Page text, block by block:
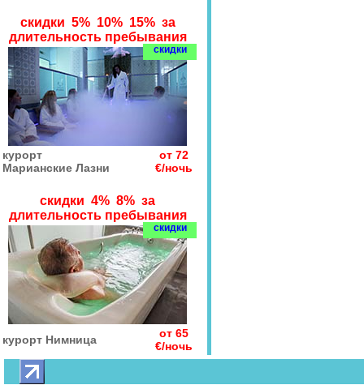
скидки 5% 10% 15% за
длительность пребывания
скидки
курорт
Марианские Лазни
от 72
€/ночь
скидки 4% 8% за
длительность пребывания
скидки
курорт Нимница
от 65
€/ночь